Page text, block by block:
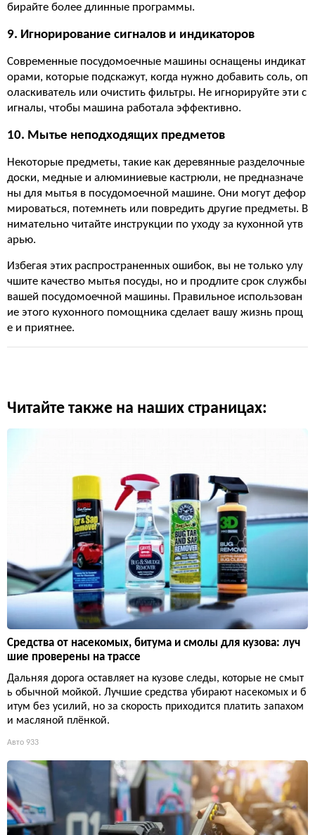
бирайте более длинные программы.
9. Игнорирование сигналов и индикаторов
Современные посудомоечные машины оснащены индикат
орами, которые подскажут, когда нужно добавить соль, оп
оласкиватель или очистить фильтры. Не игнорируйте эти с
игналы, чтобы машина работала эффективно.
10. Мытье неподходящих предметов
Некоторые предметы, такие как деревянные разделочные
доски, медные и алюминиевые кастрюли, не предназначе
ны для мытья в посудомоечной машине. Они могут дефор
мироваться, потемнеть или повредить другие предметы. В
нимательно читайте инструкции по уходу за кухонной утв
арью.
Избегая этих распространенных ошибок, вы не только улу
чшите качество мытья посуды, но и продлите срок службы
вашей посудомоечной машины. Правильное использован
ие этого кухонного помощника сделает вашу жизнь прощ
е и приятнее.
Читайте также на наших страницах:
Средства от насекомых, битума и смолы для кузова: луч
шие проверены на трассе
Дальняя дорога оставляет на кузове следы, которые не смыт
ь обычной мойкой. Лучшие средства убирают насекомых и б
итум без усилий, но за скорость приходится платить запахом
и масляной плёнкой.
Авто 933